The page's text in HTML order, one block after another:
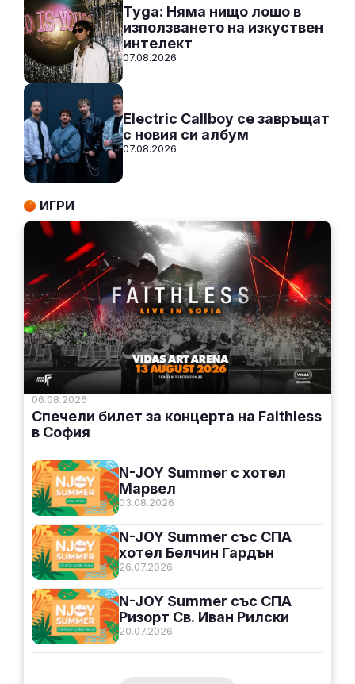
Tyga: Няма нищо лошо в
използването на изкуствен
интелект
07.08.2026
Electric Callboy се завръщат
с новия си албум
07.08.2026
ИГРИ
06.08.2026
Спечели билет за концерта на Faithless
в София
03.08.2026
N-JOY Summer с хотел
Марвел
26.07.2026
N-JOY Summer със СПА
хотел Белчин Гардън
20.07.2026
N-JOY Summer със СПА
Ризорт Св. Иван Рилски